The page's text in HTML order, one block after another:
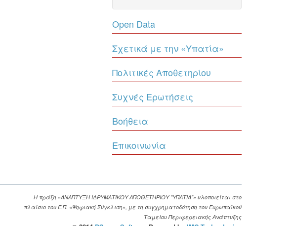
Open Data
Σχετικά με την «Υπατία»
Πολιτικές Αποθετηρίου
Συχνές Ερωτήσεις
Βοήθεια
Επικοινωνία
Η πράξη «ΑΝΑΠΤΥΞΗ ΙΔΡΥΜΑΤΙΚΟΥ ΑΠΟΘΕΤΗΡΙΟΥ "ΥΠΑΤΙΑ"» υλοποιείται στο
πλαίσιο του Ε.Π. «Ψηφιακή Σύγκλιση», με τη συγχρηματοδότηση του Ευρωπαϊκού
Ταμείου Περιφερειακής Ανάπτυξης